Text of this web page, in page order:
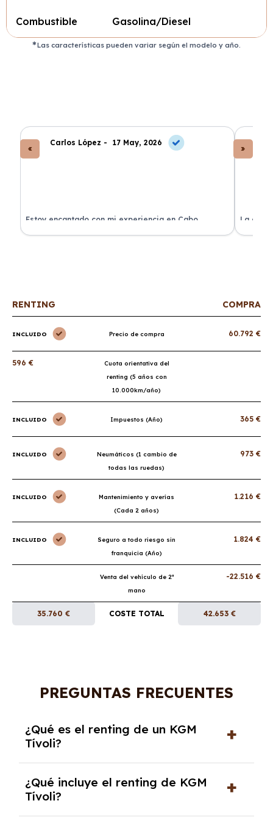
Combustible Gasolina/Diesel
Las características pueden variar según el modelo y año.
Carlos López - 17 May, 2026
Estoy encantado con mi experiencia en Cabo
Renting. El coche llegó en perfectas condiciones y sin
La
de
RENTING COMPRA
INCLUIDO Precio de compra 60.792 €
596 €
Cuota orientativa del
renting (5 años con
10.000km/año)
INCLUIDO Impuestos (Año) 365 €
INCLUIDO
Neumáticos (1 cambio de
todas las ruedas)
973 €
INCLUIDO
Mantenimiento y averías
(Cada 2 años)
1.216 €
INCLUIDO
Seguro a todo riesgo sin
franquicia (Año)
1.824 €
Venta del vehículo de 2ª
mano
-22.516 €
35.760 € COSTE TOTAL 42.653 €
PREGUNTAS FRECUENTES
¿Qué es el renting de un KGM
Tívoli?
alquiler a largo plazo en el que pagas una
cuota mensual fija por el uso del coche
durante un periodo determinado,
¿Qué incluye el renting de KGM
Tívoli?